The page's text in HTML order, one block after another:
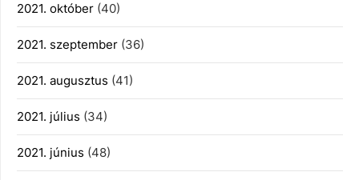
2021. október (40)
2021. szeptember (36)
2021. augusztus (41)
2021. július (34)
2021. június (48)